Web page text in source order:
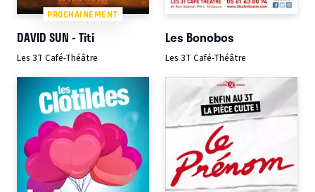
PROCHAINEMENT
DAVID SUN - Titi
Les 3T Café-Théâtre
Les Bonobos
Les 3T Café-Théâtre